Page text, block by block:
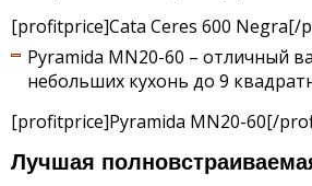
[profitprice]Cata Ceres 600 Negra[/
Pyramida MN20-60 – отличный
небольших кухонь до 9
[profitprice]Pyramida MN20-60[/
Лучшая